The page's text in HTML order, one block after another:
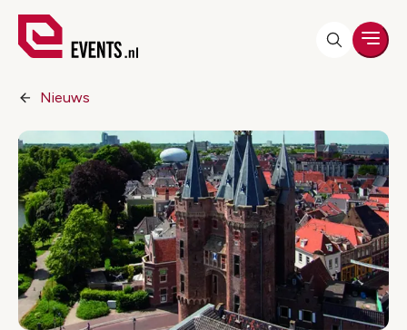
Nieuws